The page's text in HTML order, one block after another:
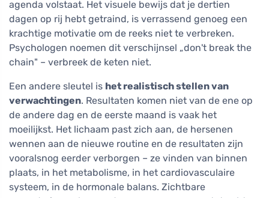
agenda volstaat. Het visuele bewijs dat je dertien
dagen op rij hebt getraind, is verrassend genoeg een
krachtige motivatie om de reeks niet te verbreken.
Psychologen noemen dit verschijnsel „don't break the
chain" – verbreek de keten niet.
Een andere sleutel is het realistisch stellen van
verwachtingen. Resultaten komen niet van de ene op
de andere dag en de eerste maand is vaak het
moeilijkst. Het lichaam past zich aan, de hersenen
wennen aan de nieuwe routine en de resultaten zijn
vooralsnog eerder verborgen – ze vinden van binnen
plaats, in het metabolisme, in het cardiovasculaire
systeem, in de hormonale balans. Zichtbare